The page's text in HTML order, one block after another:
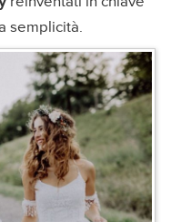
semplicità.